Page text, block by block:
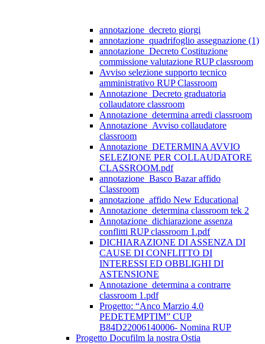
annotazione_decreto giorgi
annotazione_quadrifoglio assegnazione (1)
annotazione_Decreto Costituzione
commissione valutazione RUP classroom
Avviso selezione supporto tecnico
amministrativo RUP Classroom
Annotazione_Decreto graduatoria
collaudatore classroom
Annotazione_determina arredi classroom
Annotazione_Avviso collaudatore
classroom
Annotazione_DETERMINA AVVIO
SELEZIONE PER COLLAUDATORE
CLASSROOM.pdf
annotazione_Basco Bazar affido
Classroom
annotazione_affido New Educational
Annotazione_determina classroom tek 2
Annotazione_dichiarazione assenza
conflitti RUP classroom 1.pdf
DICHIARAZIONE DI ASSENZA DI
CAUSE DI CONFLITTO DI
INTERESSI ED OBBLIGHI DI
ASTENSIONE
Annotazione_determina a contrarre
classroom 1.pdf
Progetto: “Anco Marzio 4.0
PEDETEMPTIM” CUP
B84D22006140006- Nomina RUP
Progetto Docufilm la nostra Ostia